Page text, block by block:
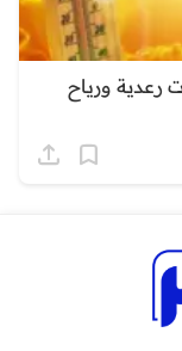
رعدية ورياح